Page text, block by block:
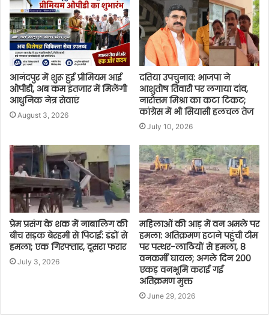
आनंदपुर में शुरू हुई प्रीमियम आई
ओपीडी, अब कम इंतजार में मिलेंगी
आधुनिक नेत्र सेवाएं
August 3, 2026
दतिया उपचुनाव: भाजपा ने
आशुतोष तिवारी पर लगाया दांव,
नारोत्तम मिश्रा का कटा टिकट;
कांग्रेस में भी सियासी हलचल तेज
July 10, 2026
प्रेम प्रसंग के शक में नाबालिग की
बीच सड़क बेरहमी से पिटाई: डंडों से
हमला; एक गिरफ्तार, दूसरा फरार
July 3, 2026
महिलाओं की आड़ में वन अमले पर
हमला: अतिक्रमण हटाने पहुंची टीम
पर पत्थर-लाठियों से हमला, 8
वनकर्मी घायल; अगले दिन 200
एकड़ वनभूमि कराई गई
अतिक्रमण मुक्त
June 29, 2026